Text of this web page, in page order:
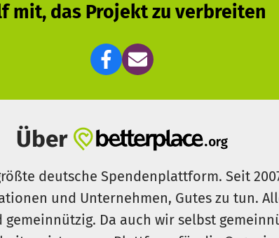
und ansprechende Umgebung vorsieht,
und dieVersicherung
mit, das Projekt zu verbreiten
Über
deutsche Spendenplattform. Seit
und Unternehmen, Gutes zu tun.
Da auch wir selbst